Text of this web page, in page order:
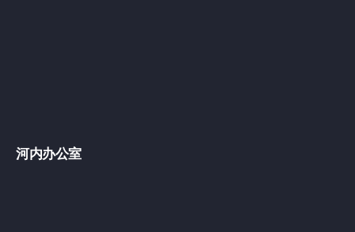
河内办公室